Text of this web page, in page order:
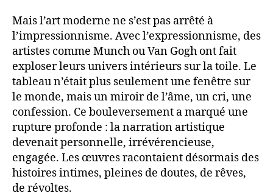
Mais l’art moderne ne s’est pas arrêté à
l’impressionnisme. Avec l’expressionnisme, des
artistes comme Munch ou Van Gogh ont fait
exploser leurs univers intérieurs sur la toile. Le
tableau n’était plus seulement une fenêtre sur
le monde, mais un miroir de l’âme, un cri, une
confession. Ce bouleversement a marqué une
rupture profonde : la narration artistique
devenait personnelle, irrévérencieuse,
engagée. Les œuvres racontaient désormais des
histoires intimes, pleines de doutes, de rêves,
de révoltes.